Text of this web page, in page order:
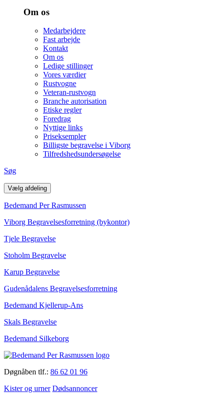
Om os
Medarbejdere
Fast arbejde
Kontakt
Om os
Ledige stillinger
Vores værdier
Rustvogne
Veteran-rustvogn
Branche autorisation
Etiske regler
Foredrag
Nyttige links
Priseksempler
Billigste begravelse i Viborg
Tilfredshedsundersøgelse
Søg
Vælg afdeling
Bedemand Per Rasmussen
Viborg Begravelsesforretning (bykontor)
Tjele Begravelse
Stoholm Begravelse
Karup Begravelse
Gudenådalens Begravelsesforretning
Bedemand Kjellerup-Ans
Skals Begravelse
Bedemand Silkeborg
Døgnåben tlf.: 86 62 01 96
Kister og urner Dødsannoncer